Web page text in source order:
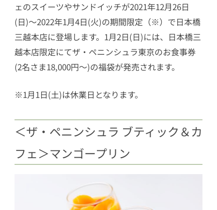
ェのスイーツやサンドイッチが2021年12月26日
(日)～2022年1月4日(火)の期間限定（※）で日本橋
三越本店に登場します。1月2日(日)には、日本橋三
越本店限定にてザ・ペニンシュラ東京のお食事券
(2名さま18,000円～)の福袋が発売されます。
※1月1日(土)は休業日となります。
＜ザ・ペニンシュラ ブティック＆カ
フェ＞マンゴープリン